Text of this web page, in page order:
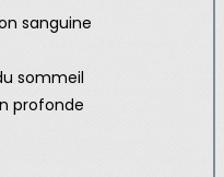
sanguine
sommeil
profonde